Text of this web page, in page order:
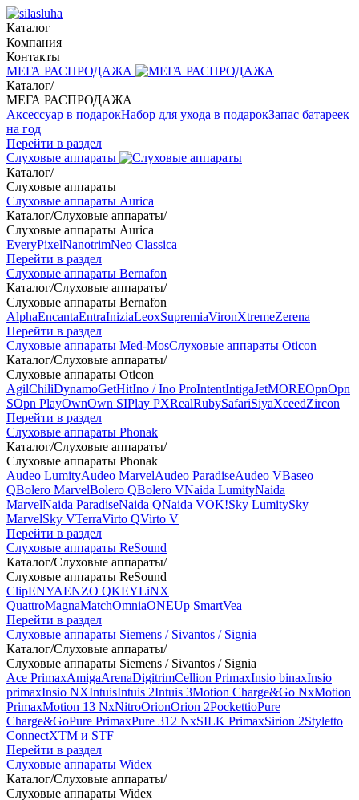
Каталог
Компания
Контакты
МЕГА РАСПРОДАЖА
Каталог/
МЕГА РАСПРОДАЖА
Аксессуар в подарокНабор для ухода в подарокЗапас батареек
на год
Перейти в раздел
Слуховые аппараты
Каталог/
Слуховые аппараты
Слуховые аппараты Aurica
Каталог/Слуховые аппараты/
Слуховые аппараты Aurica
EveryPixelNanotrimNeo Classica
Перейти в раздел
Слуховые аппараты Bernafon
Каталог/Слуховые аппараты/
Слуховые аппараты Bernafon
AlphaEncantaEntraIniziaLeoxSupremiaVironXtremeZerena
Перейти в раздел
Слуховые аппараты Med-MosСлуховые аппараты Oticon
Каталог/Слуховые аппараты/
Слуховые аппараты Oticon
AgilChiliDynamoGetHitIno / Ino ProIntentIntigaJetMOREOpnOpn
SOpn PlayOwnOwn SIPlay PXRealRubySafariSiyaXceedZircon
Перейти в раздел
Слуховые аппараты Phonak
Каталог/Слуховые аппараты/
Слуховые аппараты Phonak
Audeo LumityAudeo MarvelAudeo ParadiseAudeo VBaseo
QBolero MarvelBolero QBolero VNaida LumityNaida
MarvelNaida ParadiseNaida QNaida VOK!Sky LumitySky
MarvelSky VTerraVirto QVirto V
Перейти в раздел
Слуховые аппараты ReSound
Каталог/Слуховые аппараты/
Слуховые аппараты ReSound
ClipENYAENZO QKEYLiNX
QuattroMagnaMatchOmniaONEUp SmartVea
Перейти в раздел
Слуховые аппараты Siemens / Sivantos / Signia
Каталог/Слуховые аппараты/
Слуховые аппараты Siemens / Sivantos / Signia
Ace PrimaxAmigaArenaDigitrimCellion PrimaxInsio binaxInsio
primaxInsio NXIntuisIntuis 2Intuis 3Motion Charge&Go NxMotion
PrimaxMotion 13 NxNitroOrionOrion 2PockettioPure
Charge&GoPure PrimaxPure 312 NxSILK PrimaxSirion 2Styletto
ConnectXTM и STF
Перейти в раздел
Слуховые аппараты Widex
Каталог/Слуховые аппараты/
Слуховые аппараты Widex